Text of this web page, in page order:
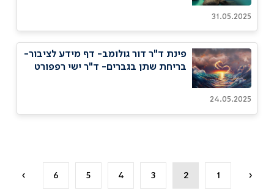
31.05.2025
פינת ד"ר דור גולומב- דף מידע לציבור-
בריחת שתן בגברים- ד"ר ישי רפפורט
24.05.2025
‹
1
2
3
4
5
6
›